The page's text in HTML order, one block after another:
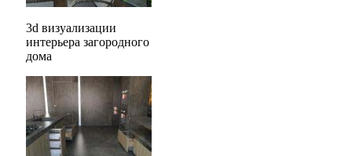
3d визуализации
интерьера загородного
дома